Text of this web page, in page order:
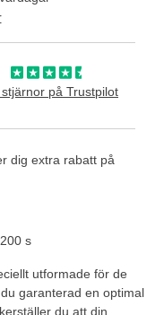
s
utformade för de
garanterad en optimal
du att din
på Trustpilot
dig extra rabatt på